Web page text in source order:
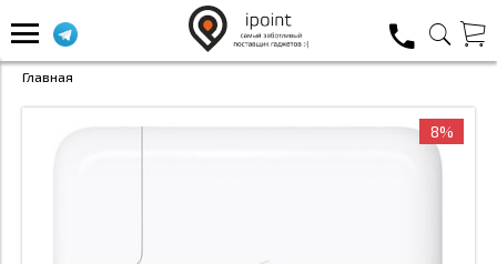
Главная
8%